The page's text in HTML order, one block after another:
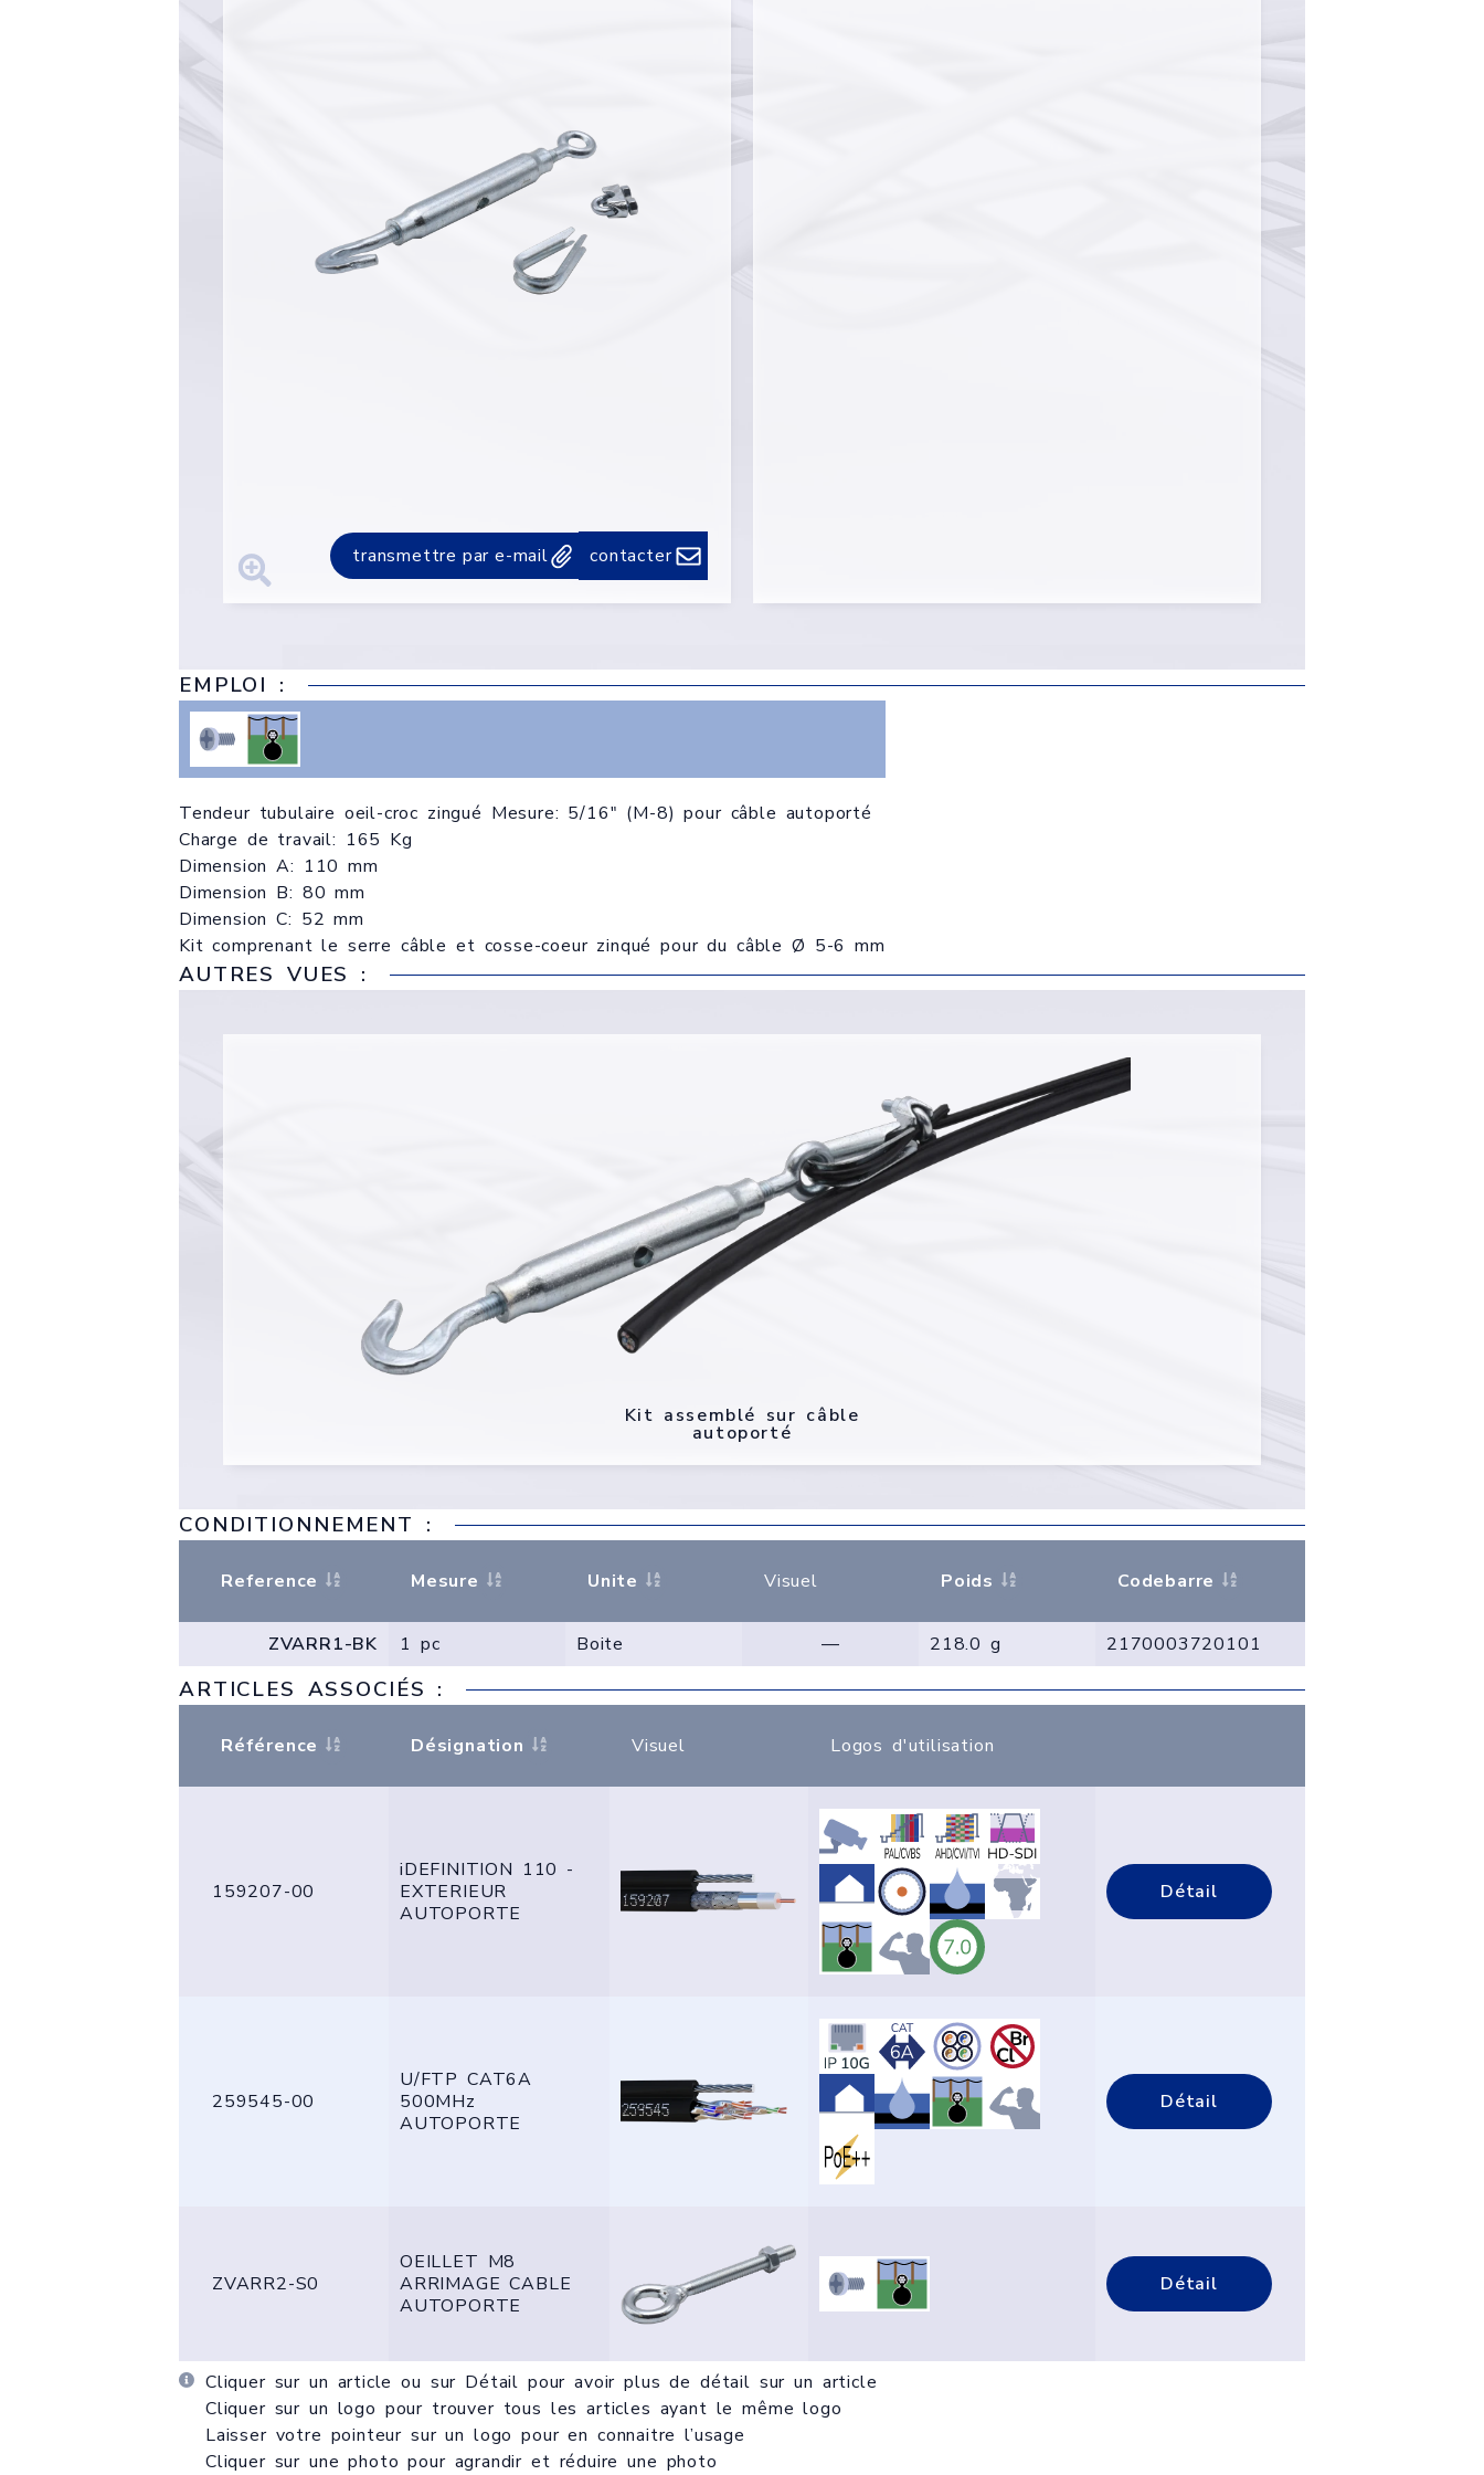
transmettre par e-mail contacter
EMPLOI :
Tendeur tubulaire oeil-croc zingué Mesure: 5/16" (M-8) pour câble autoporté
Charge de travail: 165 Kg
Dimension A: 110 mm
Dimension B: 80 mm
Dimension C: 52 mm
Kit comprenant le serre câble et cosse-coeur zinqué pour du câble Ø 5-6 mm
AUTRES VUES :
Kit assemblé sur câble
autoporté
CONDITIONNEMENT :
Reference Mesure Unite Visuel Poids Codebarre
ZVARR1-BK 1 pc Boite — 218.0 g 2170003720101
ARTICLES ASSOCIÉS :
Référence Désignation Visuel Logos d'utilisation
159207-00
iDEFINITION 110 -
EXTERIEUR
AUTOPORTE
Détail
259545-00
U/FTP CAT6A
500MHz
AUTOPORTE
Détail
ZVARR2-S0
OEILLET M8
ARRIMAGE CABLE
AUTOPORTE
Détail
Cliquer sur un article ou sur Détail pour avoir plus de détail sur un article
Cliquer sur un logo pour trouver tous les articles ayant le même logo
Laisser votre pointeur sur un logo pour en connaitre l’usage
Cliquer sur une photo pour agrandir et réduire une photo